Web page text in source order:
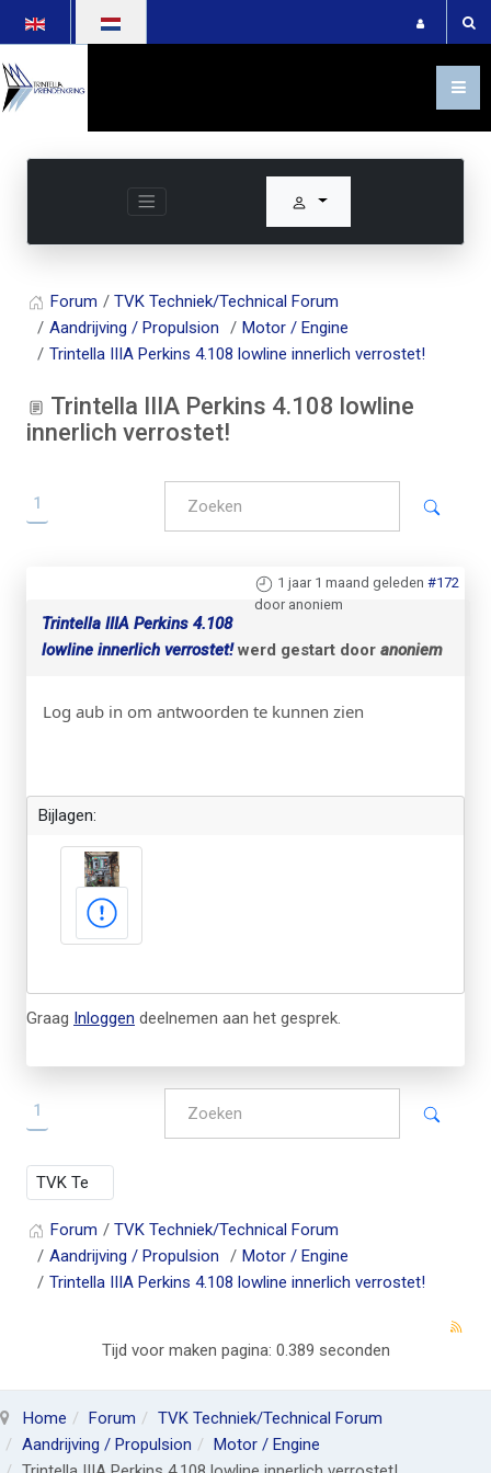
Forum
TVK Techniek/Technical Forum
Aandrijving / Propulsion
Motor / Engine
Trintella IIIA Perkins 4.108 lowline innerlich verrostet!
Trintella IIIA Perkins 4.108 lowline
innerlich verrostet!
1
1 jaar 1 maand geleden #172
door anoniem
Trintella IIIA Perkins 4.108
lowline innerlich verrostet!werd gestart door anoniem
Log aub in om antwoorden te kunnen zien
Bijlagen:
Graag Inloggen deelnemen aan het gesprek.
1
Forum
TVK Techniek/Technical Forum
Aandrijving / Propulsion
Motor / Engine
Trintella IIIA Perkins 4.108 lowline innerlich verrostet!
Tijd voor maken pagina: 0.389 seconden
Home Forum
TVK Techniek/Technical Forum
Aandrijving / Propulsion
Motor / Engine